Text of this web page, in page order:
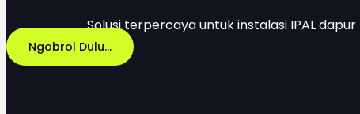
Solusi terpercaya untuk instalasi IPAL
Ngobrol Dulu...